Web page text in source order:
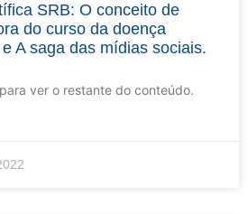
SRB: O conceito de
do curso da doença
A saga das mídias sociais.
ver o restante do conteúdo.